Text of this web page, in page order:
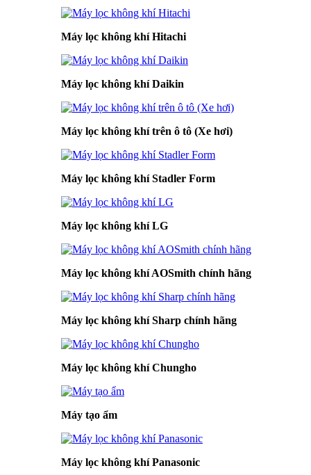
Máy lọc không khí Hitachi
Máy lọc không khí Daikin
Máy lọc không khí trên ô tô (Xe hơi)
Máy lọc không khí Stadler Form
Máy lọc không khí LG
Máy lọc không khí AOSmith chính hãng
Máy lọc không khí Sharp chính hãng
Máy lọc không khí Chungho
Máy tạo ẩm
Máy lọc không khí Panasonic